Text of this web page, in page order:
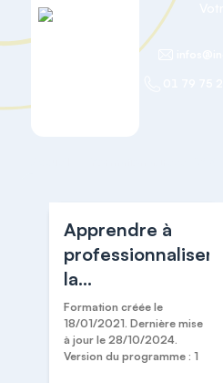
Apprendre à
professionnaliser
la
communication
du CSE
Formation créée le
18/01/2021. Dernière mise
à jour le 28/10/2024.
Version du programme : 1